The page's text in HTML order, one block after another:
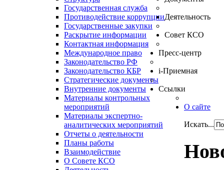
Государственная служба
Противодействие коррупции
Государственные закупки
Раскрытие информации
Контактная информация
Международное право
Законодательство РФ
Законодательство КБР
Стратегические документы
Внутренние документы
Деятельность
Материалы контрольных
мероприятий
Материалы экспертно-
аналитических мероприятий
Отчеты о деятельности
Планы работы
Взаимодействие
Совет КСО
О Совете КСО
Пресс-центр
i-Приемная
Ссылки
О сайте
Искать...